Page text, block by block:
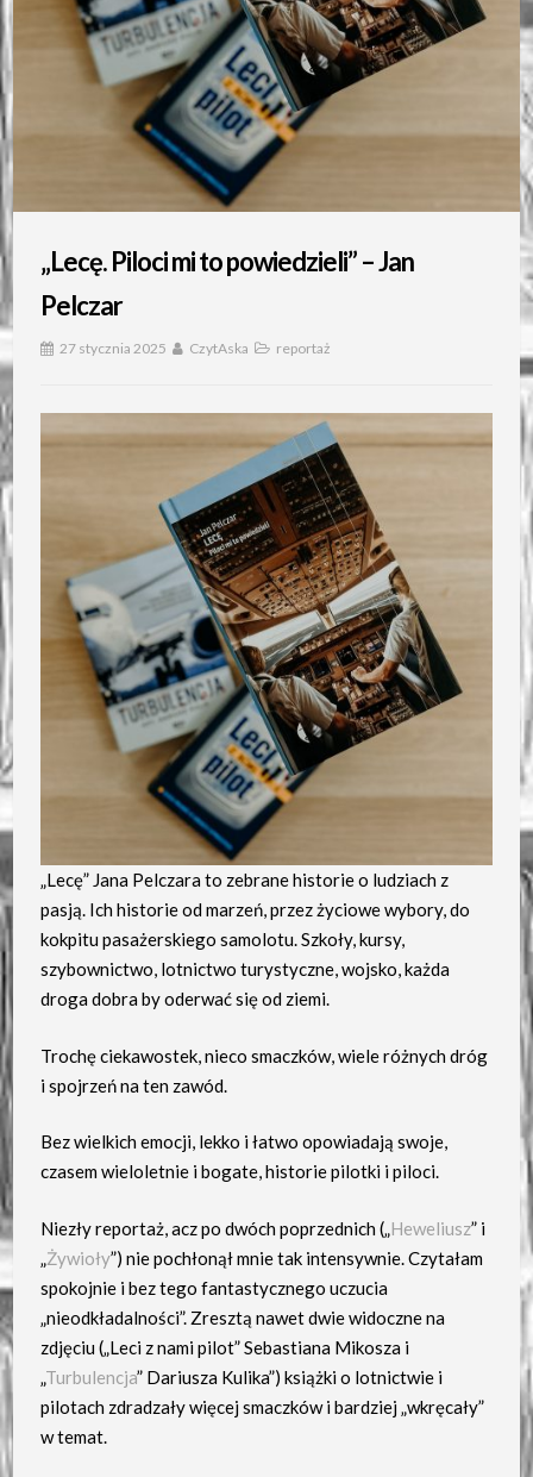
„Lecę. Piloci mi to powiedzieli” – Jan
Pelczar
27 stycznia 2025 CzytAska reportaż
„Lecę” Jana Pelczara to zebrane historie o ludziach z
pasją. Ich historie od marzeń, przez życiowe wybory, do
kokpitu pasażerskiego samolotu. Szkoły, kursy,
szybownictwo, lotnictwo turystyczne, wojsko, każda
droga dobra by oderwać się od ziemi.
Trochę ciekawostek, nieco smaczków, wiele różnych dróg
i spojrzeń na ten zawód.
Bez wielkich emocji, lekko i łatwo opowiadają swoje,
czasem wieloletnie i bogate, historie pilotki i piloci.
Niezły reportaż, acz po dwóch poprzednich („Heweliusz” i
„Żywioły”) nie pochłonął mnie tak intensywnie. Czytałam
spokojnie i bez tego fantastycznego uczucia
„nieodkładalności”. Zresztą nawet dwie widoczne na
zdjęciu („Leci z nami pilot” Sebastiana Mikosza i
„Turbulencja” Dariusza Kulika”) książki o lotnictwie i
pilotach zdradzały więcej smaczków i bardziej „wkręcały”
w temat.